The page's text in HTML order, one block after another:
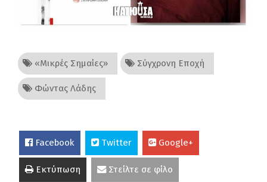
«Μικρές Σημαίες» Σύγχρονη Εποχή
Φώντας Λάδης
Facebook Twitter Google+
Εκτύπωση Στείλτε σε φίλο